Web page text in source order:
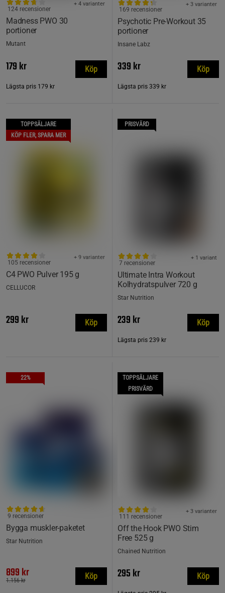
Madness PWO 30
portioner
+ 4 varianter
124 recensioner
Mutant
179 kr
Lägsta pris 179 kr
Köp
Psychotic Pre-Workout 35
portioner
+ 3 varianter
169 recensioner
Insane Labz
339 kr
Lägsta pris 339 kr
Köp
TOPPSÄLJARE
KÖP FLER, SPARA MER
C4 PWO Pulver 195 g
+ 9 varianter
105 recensioner
CELLUCOR
299 kr Köp
PRISVÄRD
Ultimate Intra Workout
Kolhydratspulver 720 g
+ 1 variant
7 recensioner
Star Nutrition
239 kr
Lägsta pris 239 kr
Köp
22%
Bygga muskler-paketet
9 recensioner
Star Nutrition
899 kr
1.156 kr Köp
TOPPSÄLJARE
PRISVÄRD
Off the Hook PWO Stim
Free 525 g
+ 3 varianter
111 recensioner
Chained Nutrition
295 kr Köp